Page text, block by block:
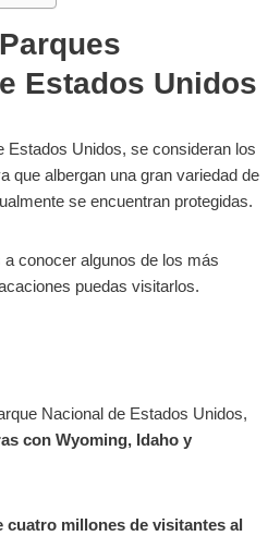
Estados Unidos
Estados Unidos, se consideran los
que albergan una gran variedad de
se encuentran protegidas.
conocer algunos de los más
puedas visitarlos.
Nacional de Estados Unidos,
con Wyoming, Idaho y
cuatro millones de visitantes al